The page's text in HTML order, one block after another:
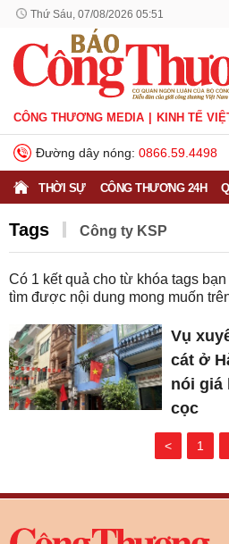
Thứ Sáu, 07/08/2026 05:51
CÔNG THƯƠNG MEDIA KINH TẾ
Đường dây nóng: 0866.59.4498
THỜI SỰ CÔNG THƯƠNG 24H
Tags Công ty KSP
Có 1 kết quả cho từ khóa tags
tìm được nội dung mong muốn
Vụ
cát ở
nói giá
cọc
< 1